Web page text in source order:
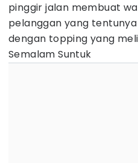
pinggir jalan membuat
pelanggan yang
dengan topping yang
Semalam Suntuk